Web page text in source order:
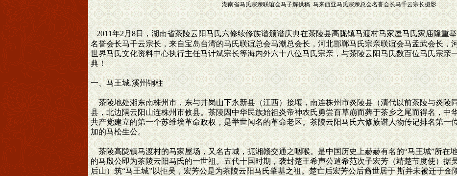
湖南省马氏宗亲联谊会马子辉供稿 马来西亚马氏宗亲总会名誉会长马千云宗长摄影
2011年2月8日，湖南省茶陵云阳马氏六修续修族谱颁谱庆典在茶陵县高陇镇马渡村马家屋马氏家庙隆重
名誉会长马千云宗长，来自宝岛台湾的马氏联谊总会马潮总会长，河北邯郸马氏宗亲联谊会马孟武会长，
世界马氏文化资料中心执行主任马计斌宗长等海内外六十八位马氏宗亲，与茶陵云阳马氏数百位马氏宗亲
典！
一、马王城.溪州铜柱
茶陵地处湘东南株州市，东与井岗山下永新县（江西）接壤，南连株州市炎陵县（清代以前茶陵与炎陵
县，北边隔云阳山连株州市攸县。茶陵因中华民族始祖炎帝神农氏勇尝百草崩而葬于茶乡之尾而得名，中
共产党建立的第一个苏维埃革命政权，是举世闻名的革命老区。茶陵云阳马氏六修族谱人物传记排名第一
加的马松生公。
茶陵高陇镇马渡村的马家屋场，又名古城，扼湘赣交通之咽喉。是中国历史上赫赫有名的“马王城”所在
的马殷公即为茶陵云阳马氏的一世祖。五代十国时期，袭封楚王希声公遣希范次子宏芳（靖楚节度使）据
后山）筑“马王城”以拒吴，宏芳公是为茶陵云阳马氏肇基之祖。楚亡后宏芳公后裔世居于 斯并未被迁于金